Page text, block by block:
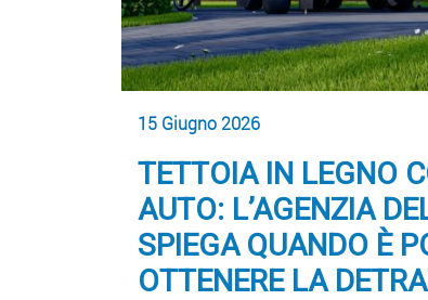
15 Giugno 2026
TETTOIA IN LEGNO
AUTO: L’AGENZIA
SPIEGA QUANDO È
OTTENERE LA